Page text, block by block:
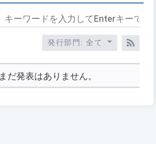
発行部門: 全て
RSS
まだ発表はありません。